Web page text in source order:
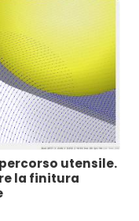
utensile.
la finitura